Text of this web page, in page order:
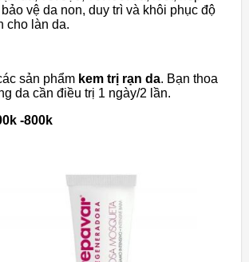
vệ da non, duy trì và khôi phục độ
cho làn da.
sản phẩm kem trị rạn da. Bạn thoa
da cần điều trị 1 ngày/2 lần.
-800k